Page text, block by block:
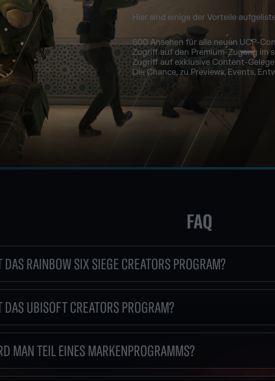
Hier sind einige der Vorteile
600 Ansehen für alle neuen UCP-
Zugriff auf den Premium-Zugang im
Zugriff auf exklusive Content-
Die Chance, zu Previews, Events,
FAQ
DAS RAINBOW SIX SIEGE CREATORS PROGRAM?
DAS UBISOFT CREATORS PROGRAM?
MAN TEIL EINES MARKENPROGRAMMS?